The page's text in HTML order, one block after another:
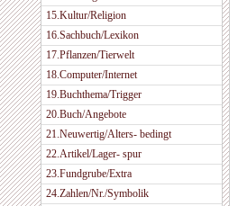
15.Kultur/Religion
16.Sachbuch/Lexikon
17.Pflanzen/Tierwelt
18.Computer/Internet
19.Buchthema/Trigger
20.Buch/Angebote
21.Neuwertig/Alters- bedingt
22.Artikel/Lager- spur
23.Fundgrube/Extra
24.Zahlen/Nr./Symbolik